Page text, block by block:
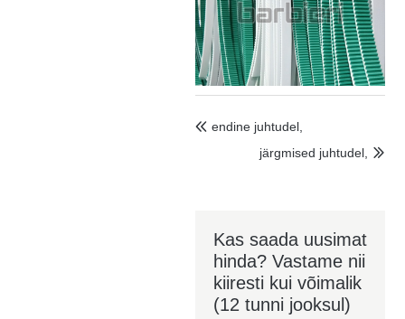
 endine juhtudel,

järgmised juhtudel,
Kas saada uusimat
hinda? Vastame nii
kiiresti kui võimalik
(12 tunni jooksul)